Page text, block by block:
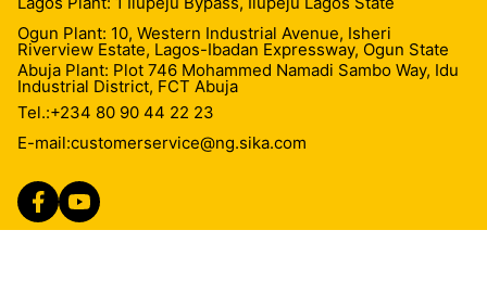
Ogun Plant: 10, Western Industrial Avenue, Isheri
Riverview Estate, Lagos-Ibadan Expressway, Ogun State
Abuja Plant: Plot 746 Mohammed Namadi Sambo Way, Idu
Industrial District, FCT Abuja
Tel.:+234 80 90 44 22 23
E-mail:customerservice@ng.sika.com